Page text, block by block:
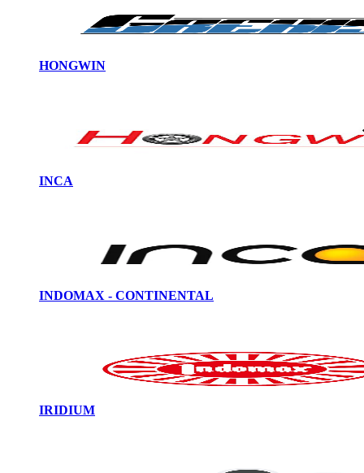
HONGWIN
INCA
INDOMAX - CONTINENTAL
IRIDIUM